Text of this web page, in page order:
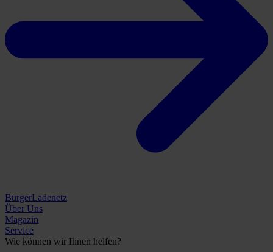
BürgerLadenetz
Über Uns
Magazin
Service
Wie können wir Ihnen helfen?